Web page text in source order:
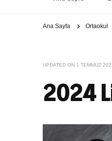
Ana Sayfa Ortaokul
UPDATED ON 1 TEMMUZ
2024